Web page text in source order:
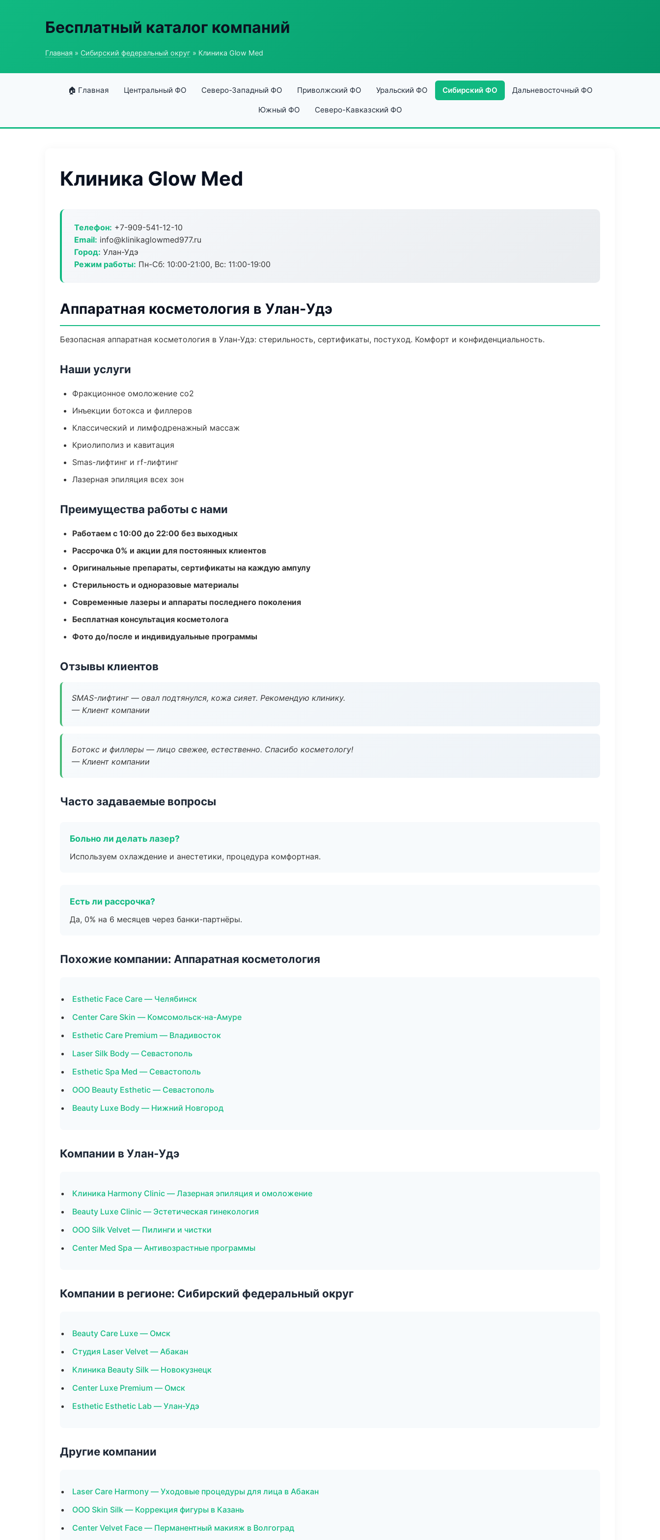
Бесплатный каталог компаний
Главная » Сибирский федеральный округ » Клиника Glow Med
🏠 Главная Центральный ФО Северо-Западный ФО Приволжский ФО Уральский ФО Сибирский ФО Дальневосточный ФО
Южный ФО Северо-Кавказский ФО
Клиника Glow Med
Телефон: +7-909-541-12-10
Email: info@klinikaglowmed977.ru
Город: Улан-Удэ
Режим работы: Пн-Сб: 10:00-21:00, Вс: 11:00-19:00
Аппаратная косметология в Улан-Удэ
Безопасная аппаратная косметология в Улан-Удэ: стерильность, сертификаты, постуход. Комфорт и конфиденциальность.
Наши услуги
Фракционное омоложение co2
Инъекции ботокса и филлеров
Классический и лимфодренажный массаж
Криолиполиз и кавитация
Smas-лифтинг и rf-лифтинг
Лазерная эпиляция всех зон
Преимущества работы с нами
Работаем с 10:00 до 22:00 без выходных
Рассрочка 0% и акции для постоянных клиентов
Оригинальные препараты, сертификаты на каждую ампулу
Стерильность и одноразовые материалы
Современные лазеры и аппараты последнего поколения
Бесплатная консультация косметолога
Фото до/после и индивидуальные программы
Отзывы клиентов
SMAS-лифтинг — овал подтянулся, кожа сияет. Рекомендую клинику.
— Клиент компании
Ботокс и филлеры — лицо свежее, естественно. Спасибо косметологу!
— Клиент компании
Часто задаваемые вопросы
Больно ли делать лазер?
Используем охлаждение и анестетики, процедура комфортная.
Есть ли рассрочка?
Да, 0% на 6 месяцев через банки-партнёры.
Похожие компании: Аппаратная косметология
Esthetic Face Care — Челябинск
Center Care Skin — Комсомольск-на-Амуре
Esthetic Care Premium — Владивосток
Laser Silk Body — Севастополь
Esthetic Spa Med — Севастополь
ООО Beauty Esthetic — Севастополь
Beauty Luxe Body — Нижний Новгород
Компании в Улан-Удэ
Клиника Harmony Clinic — Лазерная эпиляция и омоложение
Beauty Luxe Clinic — Эстетическая гинекология
ООО Silk Velvet — Пилинги и чистки
Center Med Spa — Антивозрастные программы
Компании в регионе: Сибирский федеральный округ
Beauty Care Luxe — Омск
Студия Laser Velvet — Абакан
Клиника Beauty Silk — Новокузнецк
Center Luxe Premium — Омск
Esthetic Esthetic Lab — Улан-Удэ
Другие компании
Laser Care Harmony — Уходовые процедуры для лица в Абакан
ООО Skin Silk — Коррекция фигуры в Казань
Center Velvet Face — Перманентный макияж в Волгоград